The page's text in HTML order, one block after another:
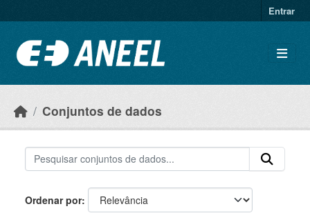
Entrar
Conjuntos de dados
Ordenar por